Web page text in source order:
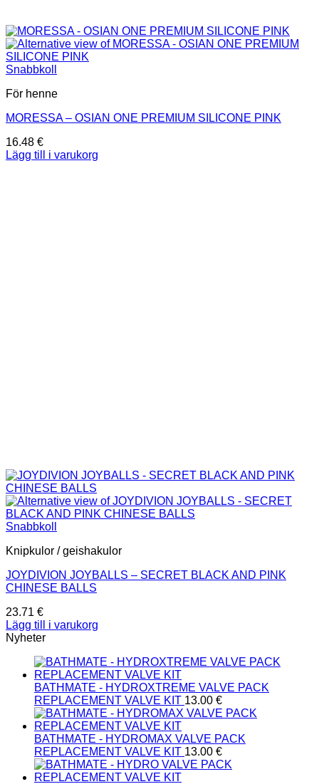
Snabbkoll
För henne
MORESSA – OSIAN ONE PREMIUM SILICONE PINK
16.48 €
Lägg till i varukorg
Snabbkoll
Knipkulor / geishakulor
JOYDIVION JOYBALLS – SECRET BLACK AND PINK
CHINESE BALLS
23.71 €
Lägg till i varukorg
Nyheter
BATHMATE - HYDROXTREME VALVE PACK
REPLACEMENT VALVE KIT 13.00 €
BATHMATE - HYDROMAX VALVE PACK
REPLACEMENT VALVE KIT 13.00 €